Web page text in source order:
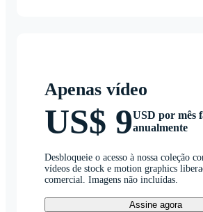
Apenas vídeo
US$ 9USD por mês
anualmente
Desbloqueie o acesso à nossa coleção
vídeos de stock e motion graphics
comercial. Imagens não incluídas.
Assine agora